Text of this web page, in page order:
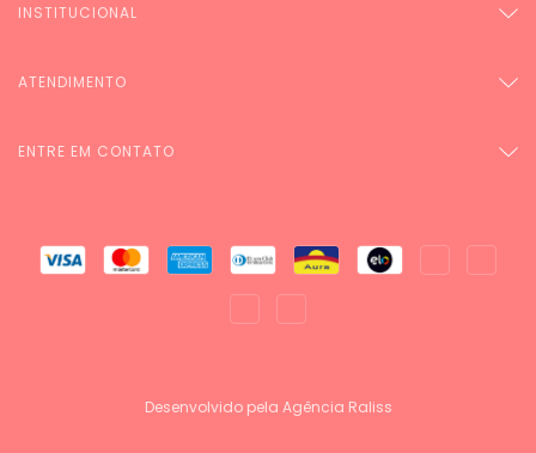
INSTITUCIONAL
ATENDIMENTO
ENTRE EM CONTATO
Desenvolvido pela Agência Raliss